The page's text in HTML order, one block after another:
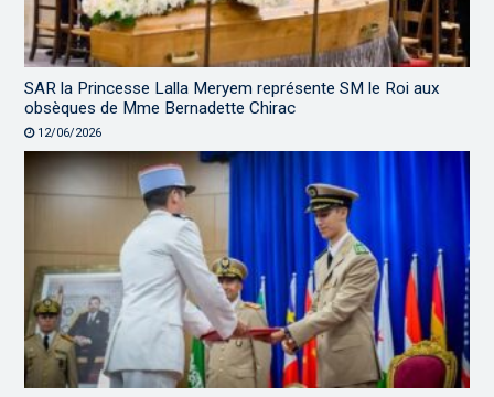
SAR la Princesse Lalla Meryem représente SM le Roi aux
obsèques de Mme Bernadette Chirac
12/06/2026